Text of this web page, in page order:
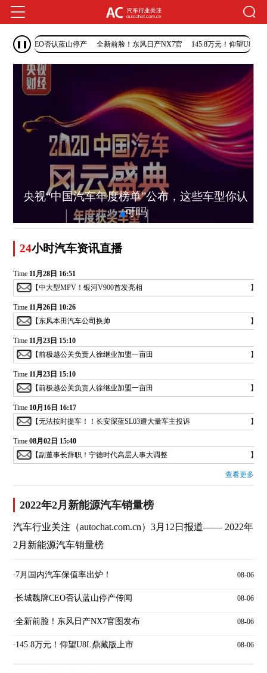
牌CEO否认蓝山停产
全新前脸！东风日产NX7官
145.8万元！仰望U8L鼎藏版
央视“中国汽车年度榜单”公布，这些车型你认
可吗
24小时汽车资讯直播
Time 11月28日 16:51
【中大型MPV！银河V900首发亮相 】
Time 11月26日 10:26
【东风本田汽车公司换帅 】
Time 11月23日 15:10
【前极越公关负责人徐继业加盟一亩田 】
Time 11月23日 15:10
【前极越公关负责人徐继业加盟一亩田 】
Time 10月16日 16:17
【无法按时提车！！长安深蓝SL03遭大量车主投诉 】
Time08月02日 15:40
【副董事长辞职！宁德时代高层人事大调整 】
查看更多
2022年2月新能源汽车销量榜
汽车行业关注（autochat.com.cn）3月12日报道—— 2022年
2月新能源汽车销量榜
08-06
·7月国内汽车保值率出炉！
08-06
·长城魏牌CEO否认蓝山停产传闻
08-06
·全新前脸！东风日产NX7官图发布
08-06
·145.8万元！仰望U8L鼎藏版上市